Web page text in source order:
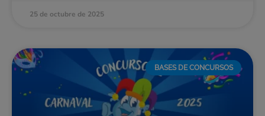
25 de octubre de 2025
BASES DE CONCURSOS